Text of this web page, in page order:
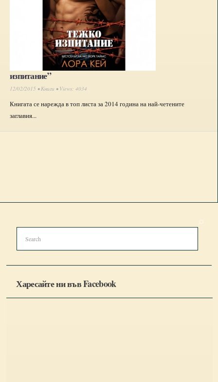
изпитание”
12/02/2015 •Книги • Views: 4034
Книгата се нарежда в топ листа за 2014 година на най-четените
заглавия...
Харесайте ни във Facebook